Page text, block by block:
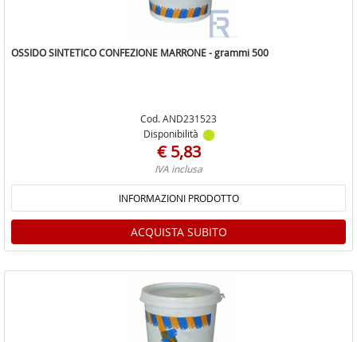
OSSIDO SINTETICO CONFEZIONE MARRONE - grammi 500
Cod. AND231523
Disponibilità
€ 5,83
IVA inclusa
INFORMAZIONI PRODOTTO
ACQUISTA SUBITO